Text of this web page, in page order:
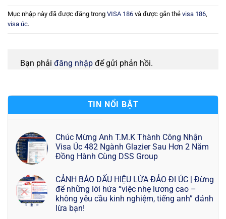
Mục nhập này đã được đăng trong VISA 186 và được gắn thẻ visa 186,
visa úc.
Bạn phải đăng nhập để gửi phản hồi.
TIN NỔI BẬT
Chúc Mừng Anh T.M.K Thành Công Nhận
Visa Úc 482 Ngành Glazier Sau Hơn 2 Năm
Đồng Hành Cùng DSS Group
CẢNH BÁO DẤU HIỆU LỪA ĐẢO ĐI ÚC | Đừng
để những lời hứa “việc nhẹ lương cao –
không yêu cầu kinh nghiệm, tiếng anh” đánh
lừa bạn!